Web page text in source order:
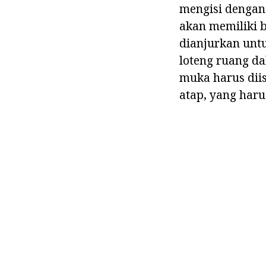
mengisi
akan memiliki
dianjurkan
loteng ruang
muka harus
atap, yang